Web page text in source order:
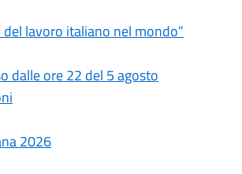
del lavoro italiano nel mondo”
dalle ore 22 del 5 agosto
2026